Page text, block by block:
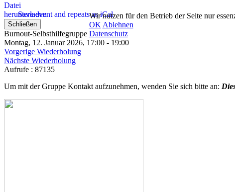
Save event and repeats as iCal
Schließen
Burnout-Selbsthilfegruppe
Montag, 12. Januar 2026, 17:00 - 19:00
Vorgerige Wiederholung
Nächste Wiederholung
Aufrufe : 87135
Um mit der Gruppe Kontakt aufzunehmen, wenden Sie sich bitte an:
Wir nutzen für den Betrieb der Seite nur
OK Ablehnen
Datenschutz